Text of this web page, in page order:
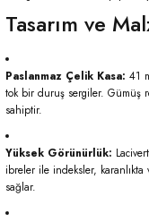
Tasarım ve
Paslanmaz Çelik Kasa: 41
tok bir duruş sergiler. Gümüş
sahiptir.
Yüksek Görünürlük:
ibreler ile indeksler,
sağlar.